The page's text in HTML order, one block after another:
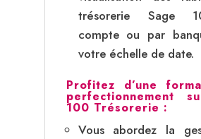
trésorerie Sage
compte ou par
votre échelle de date.
Profitez d’une
perfectionnement
100 Trésorerie :
Vous abordez la